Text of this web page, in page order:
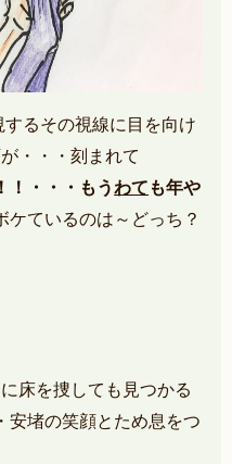
るその視線に目を向け
・・・刻まれて
！・・・もうわて も年や
ケているのは～どっち？
床を捜しても見つかる
安堵の笑顔とため息をつ